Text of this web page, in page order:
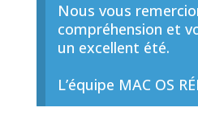
Nous vous
compréhension et
un excellent été.
L’équipe MAC OS